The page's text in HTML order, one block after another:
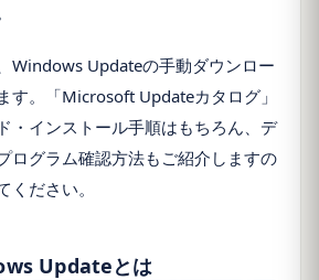
Windows Updateの手動ダウンロー
す。「Microsoft Updateカタログ」
・インストール手順はもちろん、デ
ログラム確認方法もご紹介しますの
ください。
Updateとは